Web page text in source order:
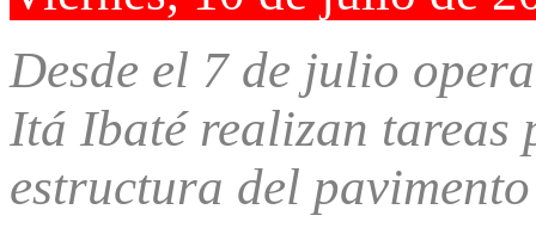
Desde el 7 de julio
Itá Ibaté realizan
estructura del